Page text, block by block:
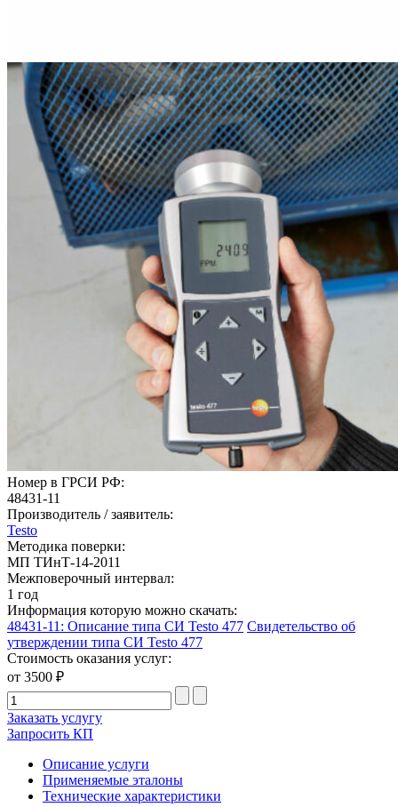
Номер в ГРСИ РФ:
48431-11
Производитель / заявитель:
Testo
Методика поверки:
МП ТИнТ-14-2011
Межповерочный интервал:
1 год
Информация которую можно скачать:
48431-11: Описание типа СИ Testo 477 Свидетельство об
утверждении типа СИ Testo 477
Стоимость оказания услуг:
от 3500 ₽
Заказать услугу
Запросить КП
Описание услуги
Применяемые эталоны
Технические характеристики